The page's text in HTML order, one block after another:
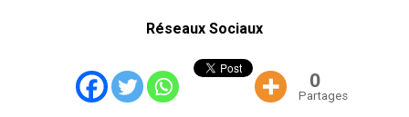
Réseaux Sociaux
0
Partages